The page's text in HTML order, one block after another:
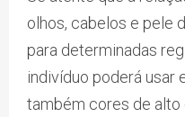
olhos, cabelos e pele
para determinadas
indivíduo poderá usar
também cores de